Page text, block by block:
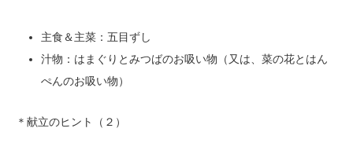
主食＆主菜：五目ずし
汁物：はまぐりとみつばのお吸い物（又は、菜の花とはん
ぺんのお吸い物）
＊献立のヒント（２）